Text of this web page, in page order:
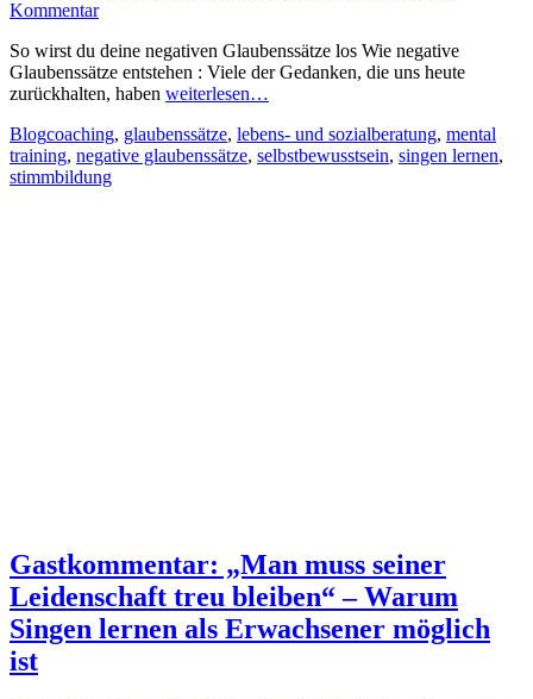
on
Kommentar
So wirst du deine negativen Glaubenssätze los Wie negative
Glaubenssätze entstehen : Viele der Gedanken, die uns heute
zurückhalten, haben weiterlesen…
Kategorien
BlogSchlagworte
coaching, glaubenssätze, lebens- und sozialberatung, mental
training, negative glaubenssätze, selbstbewusstsein, singen lernen,
stimmbildung
Gastkommentar: „Man muss seiner
Leidenschaft treu bleiben“ – Warum
Singen lernen als Erwachsener möglich
ist